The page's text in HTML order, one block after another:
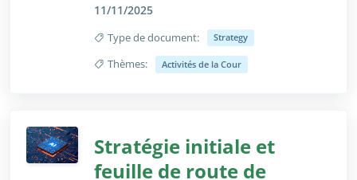
fondamentales, de notre vision et de notre
mission pour relever ces défis avec brio et
exploiter les nouvelles possibilités.
11/11/2025
Type de document: Strategy
Thèmes:
Réduire/Agrandir uniquement pour les
Activités de la Cour
Stratégie initiale et
feuille de route de